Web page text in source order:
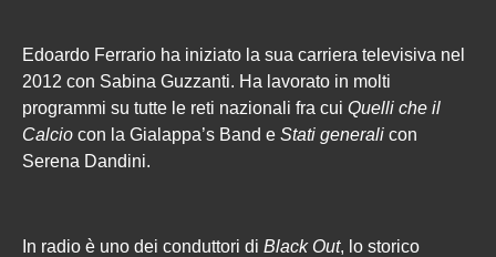
Edoardo Ferrario ha iniziato la sua carriera televisiva nel
2012 con Sabina Guzzanti. Ha lavorato in molti
programmi su tutte le reti nazionali fra cui Quelli che il
Calcio con la Gialappa’s Band e Stati generali con
Serena Dandini.
In radio è uno dei conduttori di Black Out, lo storico